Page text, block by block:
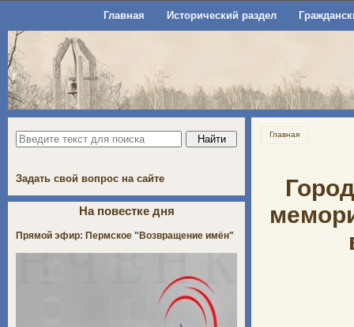
Главная Исторический раздел
Главная
Задать свой вопрос на сайте
На повестке дня
Прямой эфир: Пермское "Возвращение имён"